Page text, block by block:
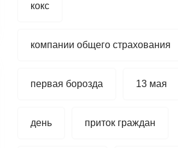
кокс
компании общего страхования
первая борозда 13 мая
день приток граждан